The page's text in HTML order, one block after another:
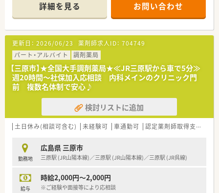
■充実の研修制度
社内研修でも研修認定薬剤師の単位取得が可能です！そのほか
にも、
新入社員研修（集合・OJT）、フォローアップ研修（1～3年目）、
実務指導者研修、管理薬剤師研修（マネジメント他）、
接遇研修、病院研修、ライブ研修（インターネット学習） 他あ
ります。
■大手ならではの福利厚生制度
株式給付制度、従業員持株会、育児短時間勤務制度（小学1年生
まで）、
借上社宅制度（広域勤務のみ）、研修保養施設、永年勤続表彰
他
詳細を見る お問い合わせ
更新日： 2026/06/23 薬剤師求人ID： 704749
パート・アルバイト
調剤薬局
【三原市】★全国大手調剤薬局★≪JR三原駅から車で5分≫
週20時間～社保加入応相談 内科メインのクリニック門
前 複数名体制で安心♪
検討リストに追加
土日休み(相談可含む) 未経験可 車通勤可 認定薬剤師取得支援あり
勤務地
広島県 三原市
三原駅 (JR山陽本線)／三原駅 (JR山陽本線)／三原駅 (JR呉線)
給与
時給2,000円～2,000円
※ご経験や面接等により応相談